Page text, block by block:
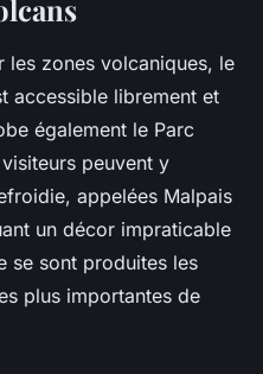
les zones volcaniques, le
accessible librement et
également le Parc
peuvent y
appelées Malpais
un décor impraticable
se sont produites les
plus importantes de